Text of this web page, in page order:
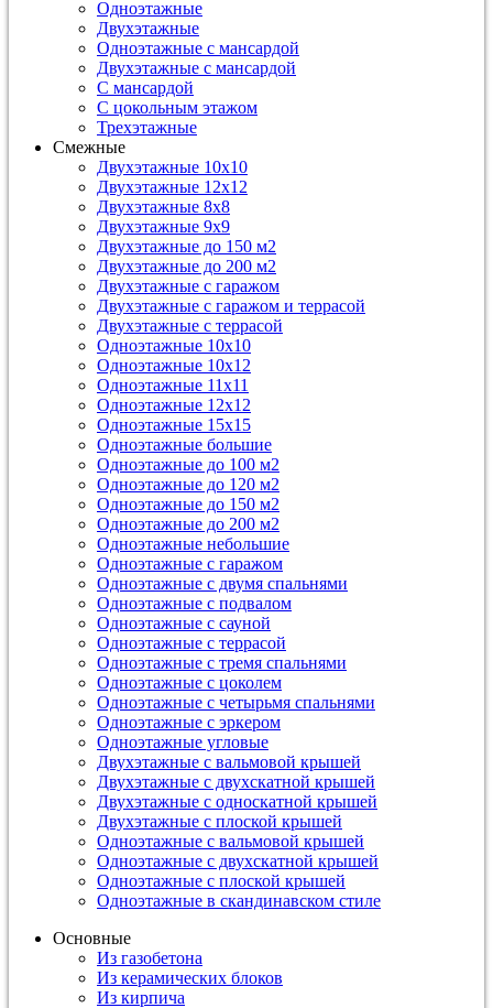
Одноэтажные
Двухэтажные
Одноэтажные с мансардой
Двухэтажные с мансардой
С мансардой
С цокольным этажом
Трехэтажные
Смежные
Двухэтажные 10х10
Двухэтажные 12х12
Двухэтажные 8х8
Двухэтажные 9х9
Двухэтажные до 150 м2
Двухэтажные до 200 м2
Двухэтажные с гаражом
Двухэтажные с гаражом и террасой
Двухэтажные с террасой
Одноэтажные 10х10
Одноэтажные 10х12
Одноэтажные 11х11
Одноэтажные 12х12
Одноэтажные 15х15
Одноэтажные большие
Одноэтажные до 100 м2
Одноэтажные до 120 м2
Одноэтажные до 150 м2
Одноэтажные до 200 м2
Одноэтажные небольшие
Одноэтажные с гаражом
Одноэтажные с двумя спальнями
Одноэтажные с подвалом
Одноэтажные с сауной
Одноэтажные с террасой
Одноэтажные с тремя спальнями
Одноэтажные с цоколем
Одноэтажные с четырьмя спальнями
Одноэтажные с эркером
Одноэтажные угловые
Двухэтажные с вальмовой крышей
Двухэтажные с двухскатной крышей
Двухэтажные с односкатной крышей
Двухэтажные с плоской крышей
Одноэтажные с вальмовой крышей
Одноэтажные с двухскатной крышей
Одноэтажные с плоской крышей
Одноэтажные в скандинавском стиле
Основные
Из газобетона
Из керамических блоков
Из кирпича